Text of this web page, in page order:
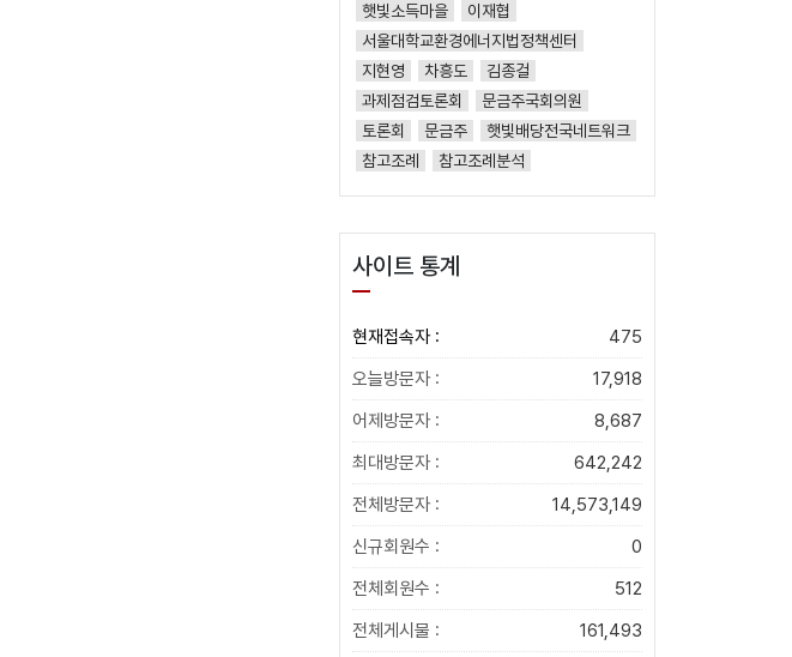
햇빛소득마을
이재협
서울대학교환경에너지법정책센터
지현영
차흥도
김종걸
과제점검토론회
문금주국회의원
토론회
문금주
햇빛배당전국네트워크
참고조례
참고조례분석
사이트 통계
현재접속자 :
475
오늘방문자 :
17,918
어제방문자 :
8,687
최대방문자 :
642,242
전체방문자 :
14,573,149
신규회원수 :
0
전체회원수 :
512
전체게시물 :
161,493